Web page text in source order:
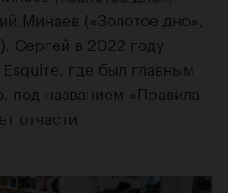
Минаев («Золотое дно»,
). Сергей в 2022 году
где был главным
под названием «Правила
отчасти